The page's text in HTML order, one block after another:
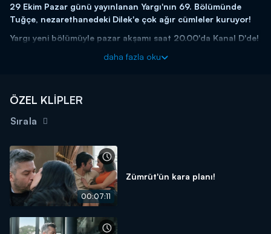
29 Ekim Pazar günü yayınlanan Yargı'nın 69. Bölümünde
Tuğçe, nezarethanedeki Dilek'e çok ağır cümleler kuruyor!
Yargı yeni bölümüyle pazar akşamı saat 20.00'da Kanal D'de!
daha fazla oku
ÖZEL KLİPLER
Sırala
00:07:11
Zümrüt'ün kara planı!